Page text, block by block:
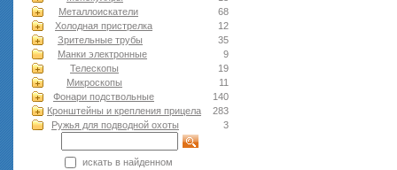
68
Металлоискатели
12
Холодная пристрелка
35
Зрительные трубы
9
Манки электронные
19
Телескопы
11
Микроскопы
140
Фонари подствольные
283
Кронштейны и крепления прицела
3
Ружья для подводной оxоты
искать в найденном